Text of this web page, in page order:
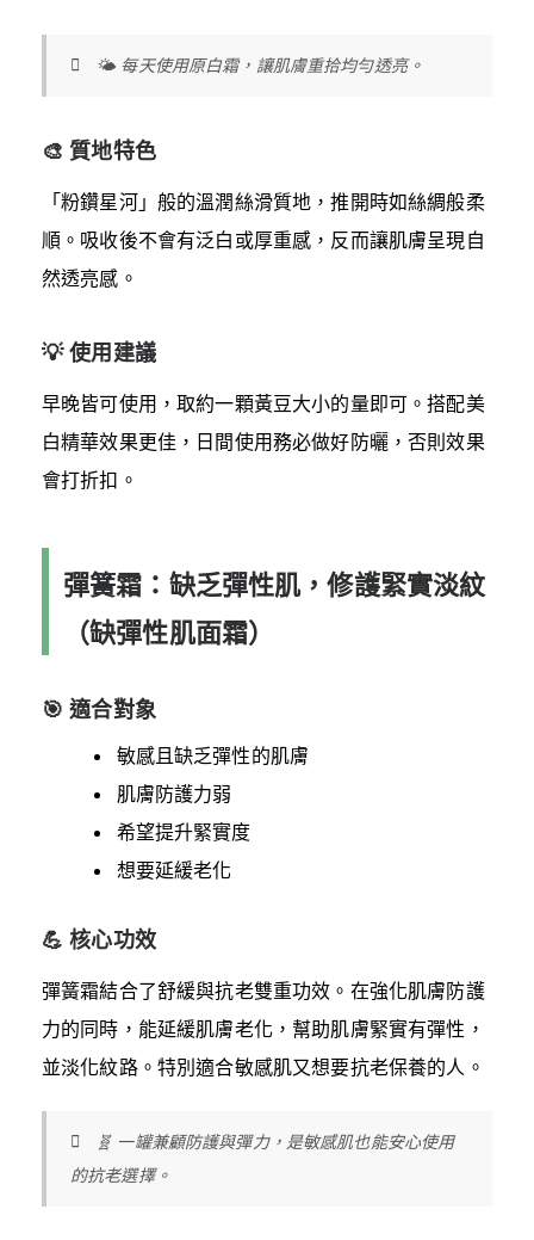
🌤️ 每天使用原白霜，讓肌膚重拾均勻透亮。
🎨 質地特色
「粉鑽星河」般的溫潤絲滑質地，推開時如絲綢般柔
順。吸收後不會有泛白或厚重感，反而讓肌膚呈現自
然透亮感。
💡 使用建議
早晚皆可使用，取約一顆黃豆大小的量即可。搭配美
白精華效果更佳，日間使用務必做好防曬，否則效果
會打折扣。
彈簧霜：缺乏彈性肌，修護緊實淡紋
（缺彈性肌面霜）
🎯 適合對象
敏感且缺乏彈性的肌膚
肌膚防護力弱
希望提升緊實度
想要延緩老化
💪 核心功效
彈簧霜結合了舒緩與抗老雙重功效。在強化肌膚防護
力的同時，能延緩肌膚老化，幫助肌膚緊實有彈性，
並淡化紋路。特別適合敏感肌又想要抗老保養的人。
🧬 一罐兼顧防護與彈力，是敏感肌也能安心使用
的抗老選擇。